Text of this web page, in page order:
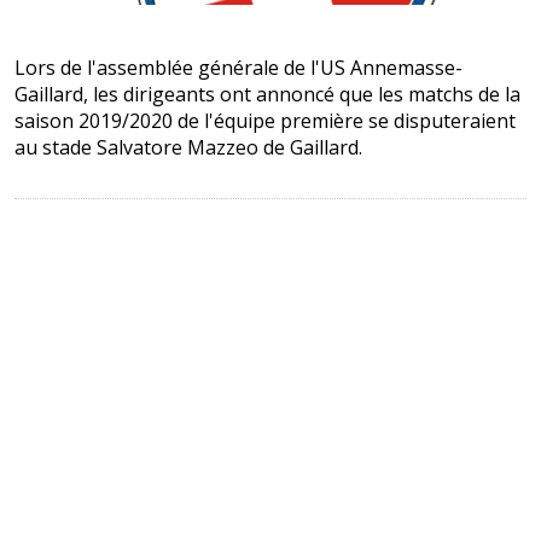
Lors de l'assemblée générale de l'US Annemasse-
Gaillard, les dirigeants ont annoncé que les matchs de la
saison 2019/2020 de l'équipe première se disputeraient
au stade Salvatore Mazzeo de Gaillard.